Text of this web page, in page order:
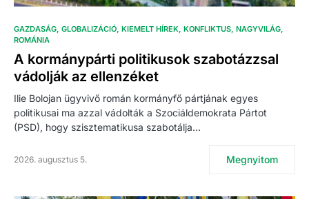
GAZDASÁG GLOBALIZÁCIÓ KIEMELT HÍREK KONFLIKTUS NAGYVILÁG
ROMÁNIA
A kormánypárti politikusok szabotázzsal
vádolják az ellenzéket
Ilie Bolojan ügyvivő román kormányfő pártjának egyes
politikusai ma azzal vádolták a Szociáldemokrata Pártot
(PSD), hogy szisztematikusa szabotálja…
2026. augusztus 5. Megnyitom